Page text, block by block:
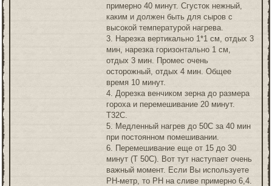
примерно 40 минут. Сгусток нежный,
каким и должен быть для сыров с
высокой температурой нагрева.
3. Нарезка вертикально 1*1 см, отдых 3
мин, нарезка горизонтально 1 см,
отдых 3 мин. Промес очень
осторожный, отдых 4 мин. Общее
время 10 минут.
4. Дорезка венчиком зерна до размера
гороха и перемешивание 20 минут.
Т32С.
5. Медленный нагрев до 50С за 40 мин
при постоянном помешивании.
6. Перемешивание еще от 15 до 30
минут (Т 50С). Вот тут наступает очень
важный момент. Если Вы используете
РН-метр, то РН на сливе примерно 6,4.